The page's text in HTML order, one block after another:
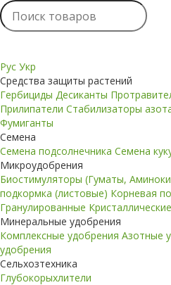
Рус Укр
Средства защиты растений
Гербициды Десиканты
Прилипатели Стабилизаторы
Фумиганты
Семена
Семена подсолнечника Семена
Микроудобрения
Биостимуляторы (Гуматы,
подкормка (листовые) Корневая
Гранулированные
Минеральные удобрения
Комплексные удобрения Азотные
удобрения
Сельхозтехника
Глубокорыхлители